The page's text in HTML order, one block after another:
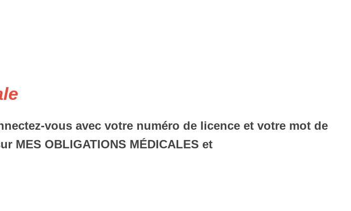
vous avec votre numéro de licence et votre mot de
MES OBLIGATIONS MÉDICALES et